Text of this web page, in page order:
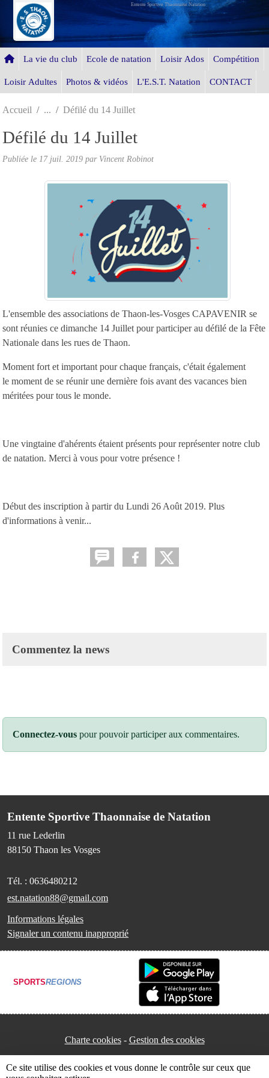
Entente Sportive Thaonnaise Natation
La vie du club Ecole de natation Loisir Ados Compétition
Loisir Adultes Photos & vidéos L'E.S.T. Natation CONTACT
Accueil Défilé du 14 Juillet
Défilé du 14 Juillet
Publiée le 17 juil. 2019 par Vincent Robinot
L'ensemble des associations de Thaon-les-Vosges CAPAVENIR se
sont réunies ce dimanche 14 Juillet pour participer au défilé de la Fête
Nationale dans les rues de Thaon.
Moment fort et important pour chaque français, c'était également
le moment de se réunir une dernière fois avant des vacances bien
méritées pour tous le monde.
Une vingtaine d'ahérents étaient présents pour représenter notre club
de natation. Merci à vous pour votre présence !
Début des inscription à partir du Lundi 26 Août 2019. Plus
d'informations à venir...
Commentez la news
Connectez-vous pour pouvoir participer aux commentaires.
Entente Sportive Thaonnaise de Natation
11 rue Lederlin
88150 Thaon les Vosges
Tél. : 0636480212
est.natation88@gmail.com
Informations légales
Signaler un contenu inapproprié
SPORTSREGIONS
Charte cookies Gestion des cookies
Panneau de gestion des cookies
Ce site utilise des cookies et vous donne le contrôle sur ceux que